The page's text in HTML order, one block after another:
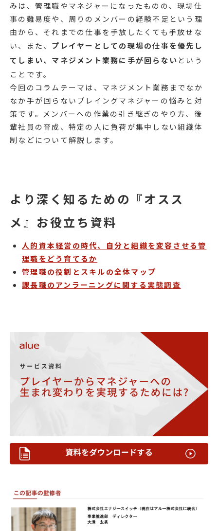
みは、管理職やマネジャーになったものの、現場仕
事の難易度や、周りのメンバーの経験不足という理
由から、それまでの仕事を手放したくても手放せな
い、また、 プレイヤーとしての現場の仕事を優先し
てしまい、マネジメント業務に手が回らない という
ことです。
今回のコラムテーマは、マネジメント業務までなか
なか手が回らないプレイングマネジャーの悩みと対
策です。メンバーへの作業の引き継ぎのやり方、後
輩社員の育成、特定の人に負荷が集中しない組織体
制などについて解説します。
より深く知るための『オスス
メ』お役立ち資料
人的資本経営の時代、自分と組織を変容させる管
理職をどう育てるか
管理職の役割とスキルの全体マップ
課長職のアンラーニングに関する実態調査